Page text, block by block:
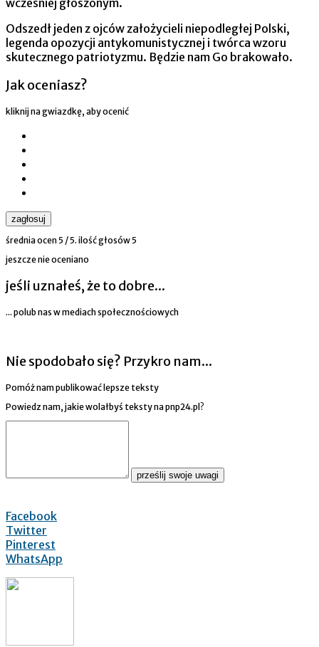
Odszedł jeden z ojców założycieli niepodległej Polski,
legenda opozycji antykomunistycznej i twórca wzoru
skutecznego patriotyzmu. Będzie nam Go brakowało.
Jak oceniasz?
kliknij na gwiazdkę, aby ocenić
zagłosuj
średnia ocen 5 / 5. ilość głosów 5
jeszcze nie oceniano
jeśli uznałeś, że to dobre...
... polub nas w mediach społecznościowych
Nie spodobało się? Przykro nam...
Pomóż nam publikować lepsze teksty
Powiedz nam, jakie wolałbyś teksty na pnp24.pl?
prześlij swoje uwagi
Facebook
Twitter
Pinterest
WhatsApp